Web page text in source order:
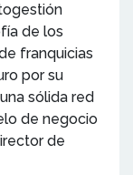
de los
franquicias
por su
sólida red
de negocio
de